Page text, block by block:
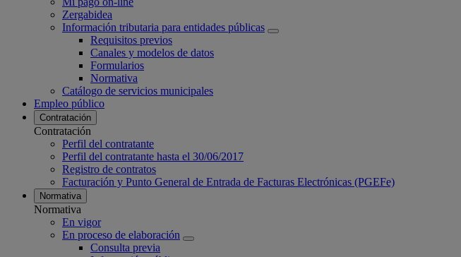
Zergabidea
Información tributaria para entidades públicas
Requisitos previos
Canales y modelos de datos
Formularios
Normativa
Catálogo de servicios municipales
Empleo público
Contratación
Contratación
Perfil del contratante
Perfil del contratante hasta el 30/06/2017
Registro de contratos
Facturación y Punto General de Entrada de Facturas Electrónicas (PGEFe)
Normativa
Normativa
En vigor
En proceso de elaboración
Consulta previa